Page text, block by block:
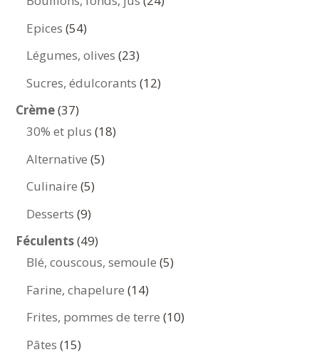
Epices 5454
produits
Légumes, olives 2323
produits
Sucres, édulcorants 1212
Crème 3737
produits
30% et plus 1818
Alternative 55
Culinaire 55
Desserts 99
produits
Féculents 4949
produits
Blé, couscous, semoule 55
Farine, chapelure 1414
produits
Frites, pommes de terre 1010
Pâtes 1515